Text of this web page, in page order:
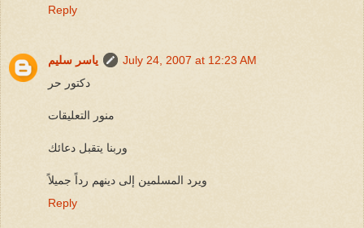
Reply
ياسر سليم
July 24, 2007 at 12:23 AM
دكتور حر
منور التعليقات
وربنا يتقبل دعائك
ويرد المسلمين إلى دينهم رداً جميلاً
Reply